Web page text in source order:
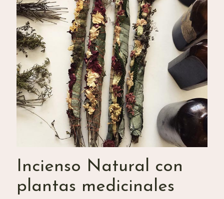
Incienso Natural con
plantas medicinales